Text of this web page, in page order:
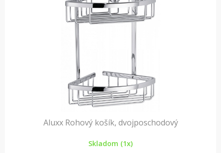
Aluxx Rohový košík, dvojposchodový
Skladom (1x)